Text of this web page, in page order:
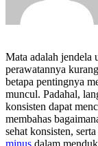
Mata adalah jendela utama untuk melihat dunia, namun sering kali
perawatannya
betapa pentingnya
muncul. Padahal,
konsisten dapat
membahas
sehat konsisten, serta
minus dalam